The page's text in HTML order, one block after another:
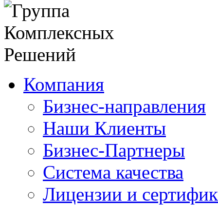
Компания
Бизнес-направления
Наши Клиенты
Бизнес-Партнеры
Система качества
Лицензии и